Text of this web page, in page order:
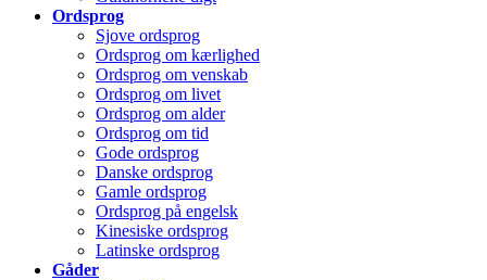
Ordsprog
Sjove ordsprog
Ordsprog om kærlighed
Ordsprog om venskab
Ordsprog om livet
Ordsprog om alder
Ordsprog om tid
Gode ordsprog
Danske ordsprog
Gamle ordsprog
Ordsprog på engelsk
Kinesiske ordsprog
Latinske ordsprog
Gåder